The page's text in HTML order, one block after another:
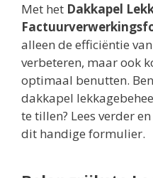
Met het Dakkapel
alleen de efficiëntie
verbeteren, maar ook
optimaal benutten.
dakkapel
te tillen? Lees verder
dit handige formulier.